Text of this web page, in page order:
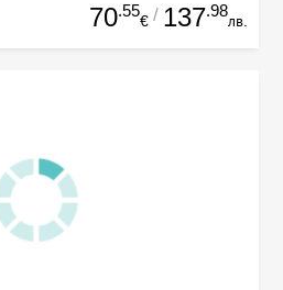
70.55
€ / 137.98
лв.